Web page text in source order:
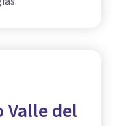
Valle del